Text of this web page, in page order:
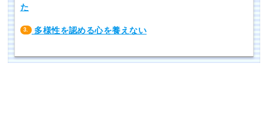
た
3. 多様性を認める心を養えない